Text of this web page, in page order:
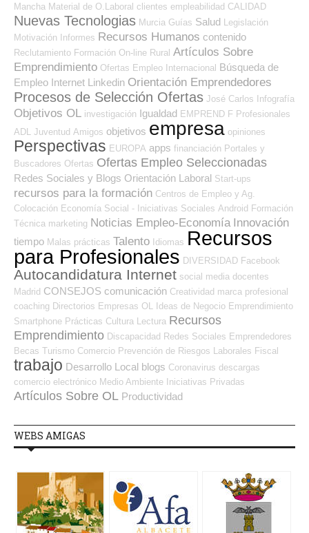
Mancha Material de O.Laboral clientes empleabilidad CALIDAD
Nuevas Tecnologias Murcia Guías Salud Legislación
Motivación
Informes Recursos Humanos contenido
Reclutamiento Formación On-line Rural Artículos Sobre
Emprendimiento Ofertas Empleo Internacional Búsqueda de
Empleo Internet Linkedin Orientación Emprendedores
Procesos de Selección Ofertas José Carlos Infografía
Objetivos OL investigación Igualdad EMPREND F Profesionales
ADL Juventud Amigos objetivos empresa opiniones
Perspectivas EUROPA apps financiación Portales y
Buscadores Ofertas Ofertas Empleo Seleccionadas
Redes Sociales y Blogs Orientación Laboral Start-ups
recursos para la formación Centros de Empleo y Ag.
Colocación Economía Social - Iniciativas Sociales Android Formación
Técnica marketing Noticias Empleo-Economía Innovación
tiempo Malas prácticas Talento Idiomas Recursos
para Profesionales DIVERSIDAD Facebook
Autocandidatura Internet social media docentes
Madrid CONSEJOS comunicación Creatividad marca profesional
coaching Directorios Empresas OL Ideas de Negocio Emprendimiento
Smartphone Prácticas Cultura Lectura Recursos
Emprendimiento Discapacidad Redes Sociales Emprendedores
Becas Turismo Comercio Prevención de Riesgos Laborales Fiscal
trabajo Desarrollo Local blogs Coronavirus descargas
comercio electrónico Medio Ambiente Iniciativas Privadas
Artículos Sobre OL Productividad
WEBS AMIGAS